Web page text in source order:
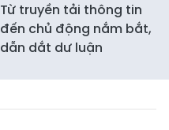
Từ truyền tải thông tin
đến chủ động nắm bắt,
dẫn dắt dư luận